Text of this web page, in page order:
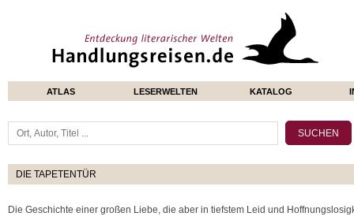
ATLAS LESERWELTEN KATALOG
DIE TAPETENTÜR
Die Geschichte einer großen Liebe, die aber in tiefstem Leid und